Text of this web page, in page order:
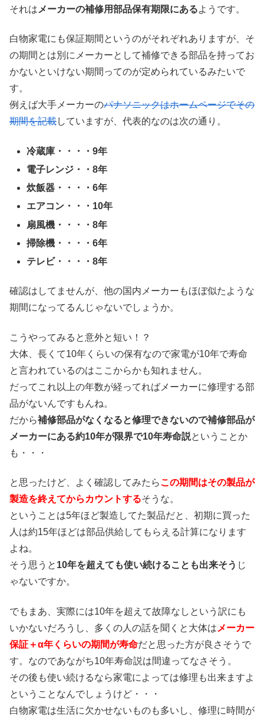
それは メーカーの補修用部品保有期限にあるようです。
白物家電にも保証期間というのがそれぞれありますが、そ
の期間とは別にメーカーとして補修できる部品を持ってお
かないといけない期間ってのが定められているみたいで
す。
例えば大手メーカーのパナソニックはホームページでその
期間を記載していますが、代表的なのは次の通り。
冷蔵庫・・・・9年
電子レンジ・・8年
炊飯器・・・・6年
エアコン・・・10年
扇風機・・・・8年
掃除機・・・・6年
テレビ・・・・8年
確認はしてませんが、他の国内メーカーもほぼ似たような
期間になってるんじゃないでしょうか。
こうやってみると意外と短い！？
大体、長くて10年くらいの保有なので家電が10年で寿命
と言われているのはここからかも知れません。
だってこれ以上の年数が経ってればメーカーに修理する部
品がないんですもんね。
だから補修部品がなくなると修理できないので補修部品が
メーカーにある約10年が限界で10年寿命説ということか
も・・・
と思ったけど、よく確認してみたらこの期間はその製品が
製造を終えてからカウントするそうな。
ということは5年ほど製造してた製品だと、初期に買った
人は約15年ほどは部品供給してもらえる計算になります
よね。
そう思うと 10年を超えても使い続けることも出来そう じ
ゃないですか。
でもまあ、実際には10年を超えて故障なしという訳にも
いかないだろうし、多くの人の話を聞くと大体は メーカー
保証＋α年くらいの期間が寿命だと思った方が良さそうで
す。なのであながち10年寿命説は間違ってなさそう。
その後も使い続けるなら家電によっては修理も出来ますよ
ということなんでしょうけど・・・
白物家電は生活に欠かせないものも多いし、修理に時間が